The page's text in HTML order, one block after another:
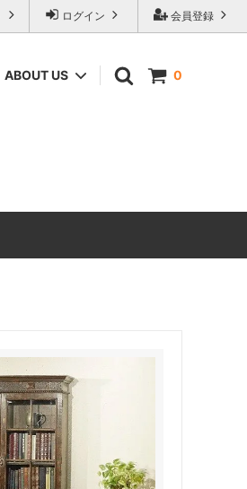
会員登録
ログイン
0
ABOUT US